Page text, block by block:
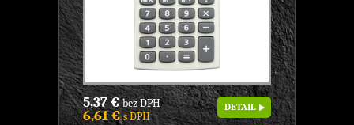
5,37 €bez DPH
6,61 €s DPH
DETAIL